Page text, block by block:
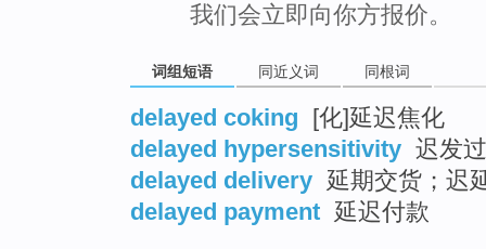
我们会立即向你方报价。
词组短语 同近义词 同根词
delayed coking [化]延迟焦化
delayed hypersensitivity 迟发
delayed delivery 延期交货；迟
delayed payment 延迟付款